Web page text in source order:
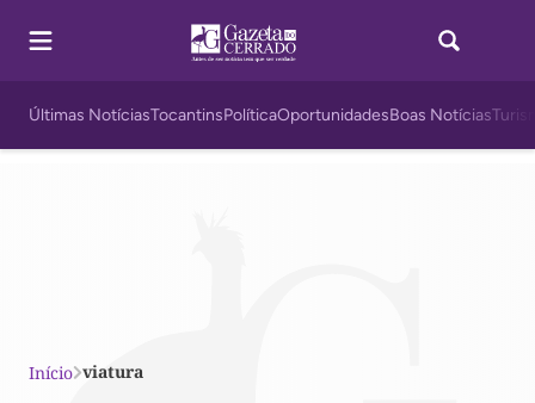
Últimas NotíciasTocantinsPolíticaOportunidadesBoas Notícias
Início viatura